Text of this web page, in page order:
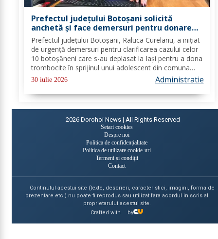
Prefectul județului Botoșani solicită
anchetă și face demersuri pentru donarea
de trombocite direct la Botoșani în cazul
adolescentului din Tudora
Prefectul județului Botoșani, Raluca Curelariu, a inițiat
de urgență demersuri pentru clarificarea cazului celor
10 botoșăneni care s-au deplasat la Iași pentru a dona
trombocite în sprijinul unui adolescent din comuna
Tudora, însă nu au putut dona. Au fost transmise
30 iulie 2026 Administratie
2026 Dorohoi News | All Rights Reserved
Setari cookies
Despre noi
Politica de confidențialitate
Politica de utilizare cookie-uri
Termeni și condiții
Contact
Continutul acestui site (texte, descrieri, caracteristici, imagini, forma de
prezentare etc.) nu poate fi reprodus sau utilizat fara acordul in scris al
proprietarului acestui site.
Crafted with
by